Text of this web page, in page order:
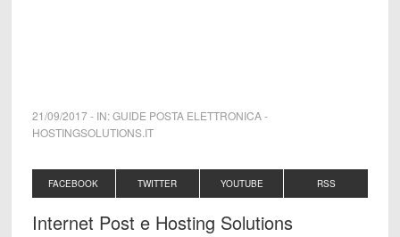
21/09/2017- IN:GUIDE POSTA ELETTRONICA-
HOSTINGSOLUTIONS.IT
FACEBOOK TWITTER YOUTUBE RSS
Internet Post e Hosting Solutions